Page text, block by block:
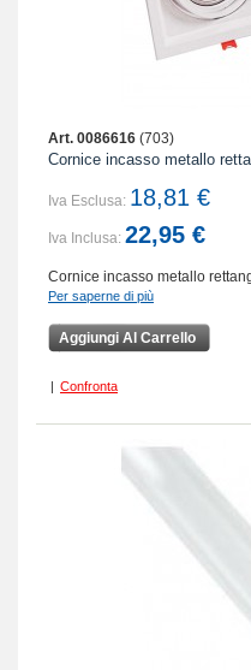
Art. 0086616 (703)
Cornice incasso metallo
Iva Esclusa: 18,81 €
Iva Inclusa: 22,95 €
Cornice incasso metallo
Per saperne di più
Aggiungi Al Carrello
| Confronta